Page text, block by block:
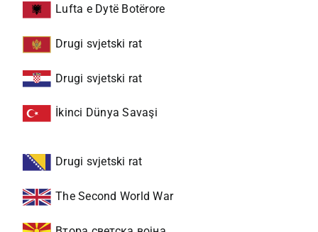
Lufta e Dytë Botërore
Drugi svjetski rat
Drugi svjetski rat
İkinci Dünya Savaşi
Drugi svjetski rat
The Second World War